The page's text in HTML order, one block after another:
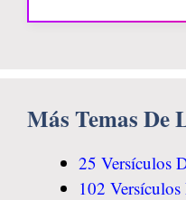
Más Temas De
25 Versículos
102